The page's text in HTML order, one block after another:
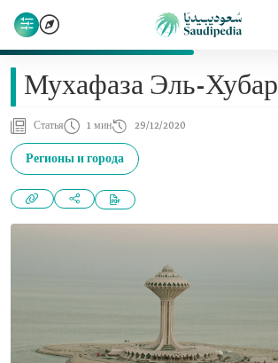
Мухафаза Эль-Хубар
Статья 1 мин 29/12/2020
Регионы и города